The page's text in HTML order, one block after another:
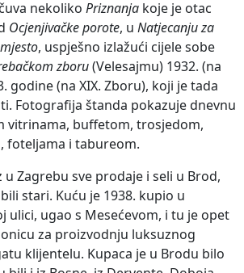
nekoliko Priznanja koje je otac
Ocjenjivačke porote, u Natjecanju za
, uspješno izlažući cijele sobe
zboru(Velesajmu) 1932. (na
godine (na XIX. Zboru), koji je tada
Fotografija štanda pokazuje dnevnu
vitrinama, buffetom, trosjedom,
foteljama i tabureom.
u Zagrebu sve prodaje i seli u Brod,
stari. Kuću je 1938. kupio u
ulici, ugao s Mesećevom, i tu je opet
za proizvodnju luksuznog
klijentelu. Kupaca je u Brodu bilo